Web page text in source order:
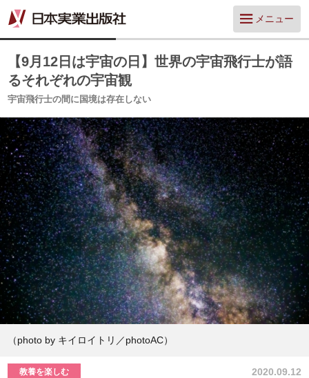
メニュー
【9月12日は宇宙の日】世界の宇宙飛行士が語
るそれぞれの宇宙観
宇宙飛行士の間に国境は存在しない
（photo by キイロイトリ／photoAC）
2020.09.12
教養を楽しむ